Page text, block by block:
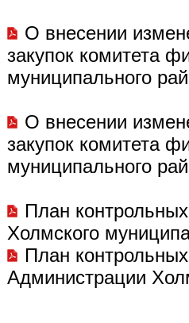
О внесении
закупок комитета
муниципального
О внесении
закупок комитета
муниципального
План
Холмского
План
Администрации